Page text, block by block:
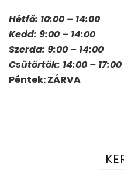
Hétfő: 10:00 – 14:00
Kedd: 9:00 – 14:00
Szerda: 9:00 – 14:00
Csütörtök: 14:00 – 17:00
Péntek: ZÁRVA